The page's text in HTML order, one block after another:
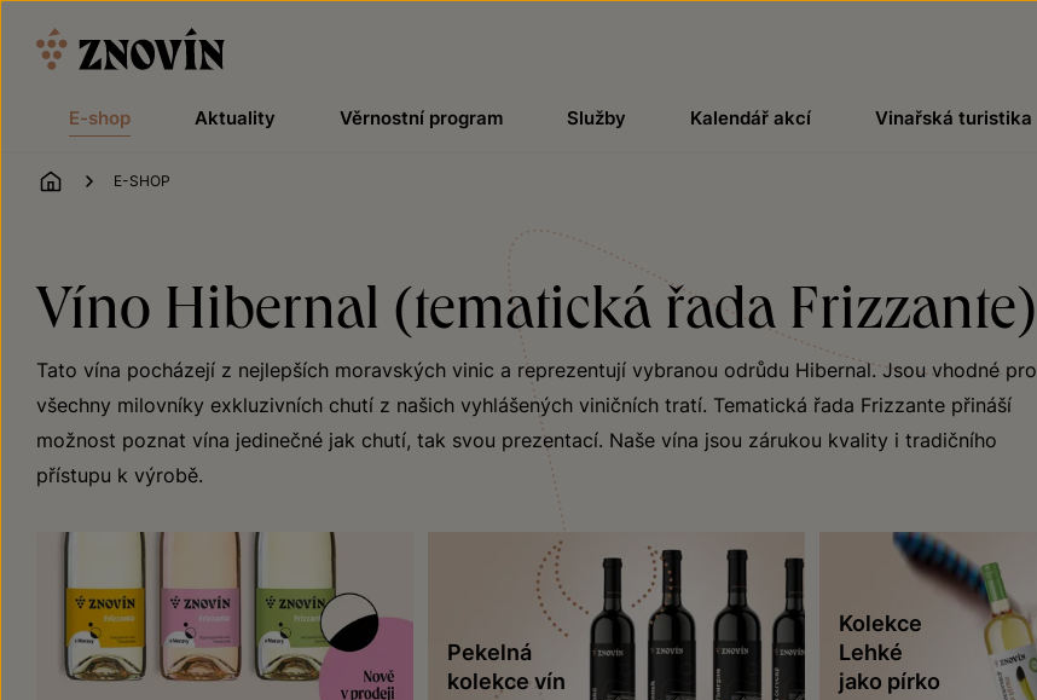
E-shop Aktuality Věrnostní program Služby Kalendář akcí Vinařská turistika
ÚVOD
E-SHOP
Víno Hibernal (tematická řada Frizzante)
Tato vína pocházejí z nejlepších moravských vinic a reprezentují vybranou odrůdu Hibernal. Jsou vhodné pro
všechny milovníky exkluzivních chutí z našich vyhlášených viničních tratí. Tematická řada Frizzante přináší
možnost poznat vína jedinečné jak chutí, tak svou prezentací. Naše vína jsou zárukou kvality i tradičního
přístupu k výrobě.
Pekelná
kolekce vín
Kolekce
Lehké
jako pírko